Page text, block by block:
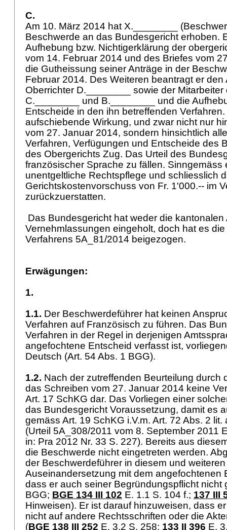
C.
Am 10. März 2014 hat X.________
Beschwerde an das Bundesgericht erhoben.
Aufhebung bzw. Nichtigerklärung der
vom 14. Februar 2014 und des Briefes vom
die Gutheissung seiner Anträge in der
Februar 2014. Des Weiteren beantragt er den
Oberrichter D.________ sowie der
C.________ und B.________ und die
Entscheide in den ihn betreffenden
aufschiebende Wirkung, und zwar nicht nur
vom 27. Januar 2014, sondern hinsichtlich
Verfahren, Verfügungen und Entscheide des
des Obergerichts Zug. Das Urteil des
französischer Sprache zu fällen. Sinngemäss
unentgeltliche Rechtspflege und schliesslich
Gerichtskostenvorschuss von Fr. 1'000.-- im
zurückzuerstatten.
Das Bundesgericht hat weder die kantonalen
Vernehmlassungen eingeholt, doch hat es
Verfahrens 5A_81/2014 beigezogen.
Erwägungen:
1.
1.1. Der Beschwerdeführer hat keinen
Verfahren auf Französisch zu führen. Das
Verfahren in der Regel in derjenigen
angefochtene Entscheid verfasst ist,
Deutsch (Art. 54 Abs. 1 BGG).
1.2. Nach der zutreffenden Beurteilung durch
das Schreiben vom 27. Januar 2014 keine
Art. 17 SchKG dar. Das Vorliegen einer
das Bundesgericht Voraussetzung, damit es
gemäss Art. 19 SchKG i.V.m. Art. 72 Abs. 2 lit.
(Urteil 5A_308/2011 vom 8. September 2011
in: Pra 2012 Nr. 33 S. 227). Bereits aus
die Beschwerde nicht eingetreten werden.
der Beschwerdeführer in diesem und
Auseinandersetzung mit dem angefochtenen
dass er auch seiner Begründungspflicht nicht
BGG; BGE 134 III 102 E. 1.1 S. 104 f.; 137 III
Hinweisen). Er ist darauf hinzuweisen, dass
nicht auf andere Rechtsschriften oder die
(BGE 138 III 252 E. 3.2 S. 258; 133 II 396 E.